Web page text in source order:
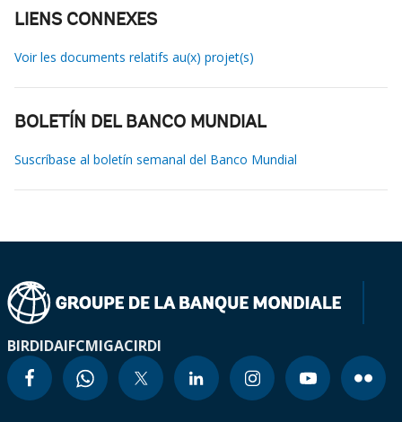
LIENS CONNEXES
Voir les documents relatifs au(x) projet(s)
BOLETÍN DEL BANCO MUNDIAL
Suscríbase al boletín semanal del Banco Mundial
BIRDIDAIFCMIGACIRDI